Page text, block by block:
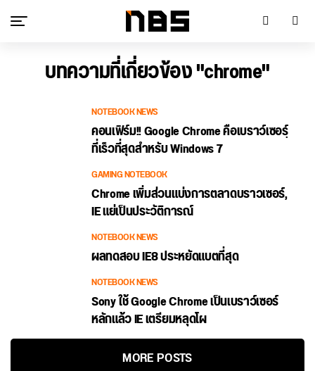
บทความที่เกี่ยวข้อง "chrome"
NOTEBOOK NEWS
คอนเฟิร์ม!! Google Chrome คือเบราว์เซอรฺ์
ที่เร็วที่สุดสำหรับ Windows 7
GAMING NOTEBOOK
Chrome เพิ่มส่วนแบ่งการตลาดบราวเซอร์,
IE แย่เป็นประวัติการณ์
NOTEBOOK NEWS
ผลทดสอบ IE8 ประหยัดแบตที่สุด
NOTEBOOK NEWS
Sony ใช้ Google Chrome เป็นเบราว์เซอร์
หลักแล้ว IE เตรียมหลุดโผ
MORE POSTS